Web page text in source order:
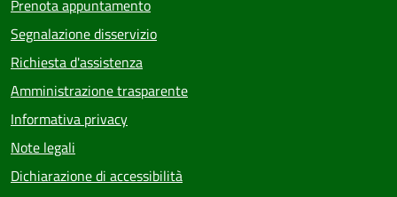
Prenota appuntamento
Segnalazione disservizio
Richiesta d'assistenza
Amministrazione trasparente
Informativa privacy
Note legali
Dichiarazione di accessibilità